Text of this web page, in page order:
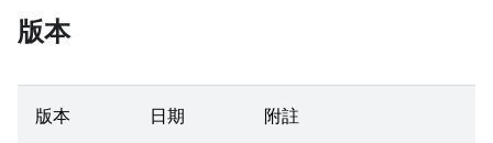
版本
版本 日期 附註